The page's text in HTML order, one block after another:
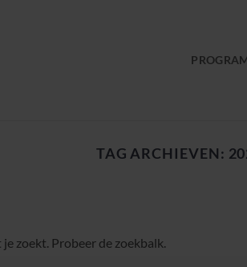
TAG ARCHIEVEN:
zoekt. Probeer de zoekbalk.